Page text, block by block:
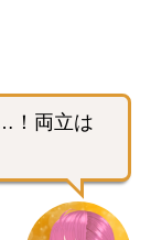
！両立は